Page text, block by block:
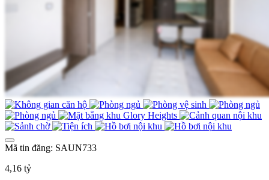
Mã tin đăng: SAUN733
4,16 tỷ